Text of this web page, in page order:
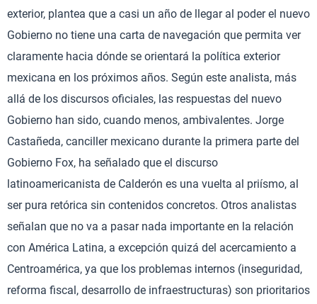
exterior, plantea que a casi un año de llegar al poder el nuevo
Gobierno no tiene una carta de navegación que permita ver
claramente hacia dónde se orientará la política exterior
mexicana en los próximos años. Según este analista, más
allá de los discursos oficiales, las respuestas del nuevo
Gobierno han sido, cuando menos, ambivalentes. Jorge
Castañeda, canciller mexicano durante la primera parte del
Gobierno Fox, ha señalado que el discurso
latinoamericanista de Calderón es una vuelta al priísmo, al
ser pura retórica sin contenidos concretos. Otros analistas
señalan que no va a pasar nada importante en la relación
con América Latina, a excepción quizá del acercamiento a
Centroamérica, ya que los problemas internos (inseguridad,
reforma fiscal, desarrollo de infraestructuras) son prioritarios